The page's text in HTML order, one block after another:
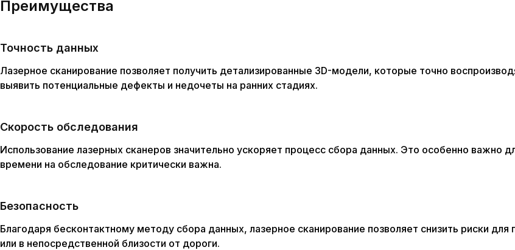
Преимущества
Точность данных
Лазерное сканирование позволяет получить детализированные 3D-модели, которые точно
выявить потенциальные дефекты и недочеты на ранних стадиях.
Скорость обследования
Использование лазерных сканеров значительно ускоряет процесс сбора данных. Это особенно важно
времени на обследование критически важна.
Безопасность
Благодаря бесконтактному методу сбора данных, лазерное сканирование позволяет снизить риски
или в непосредственной близости от дороги.